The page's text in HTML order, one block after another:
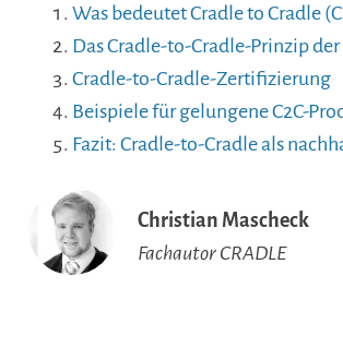
Was bedeutet Cradle to Cradle
Das Cradle-to-Cradle-Prinzip
Cradle-to-Cradle-Zertifizierung
Beispiele für gelungene C2C-
Fazit: Cradle-to-Cradle als
Christian Mascheck
Fachautor CRADLE